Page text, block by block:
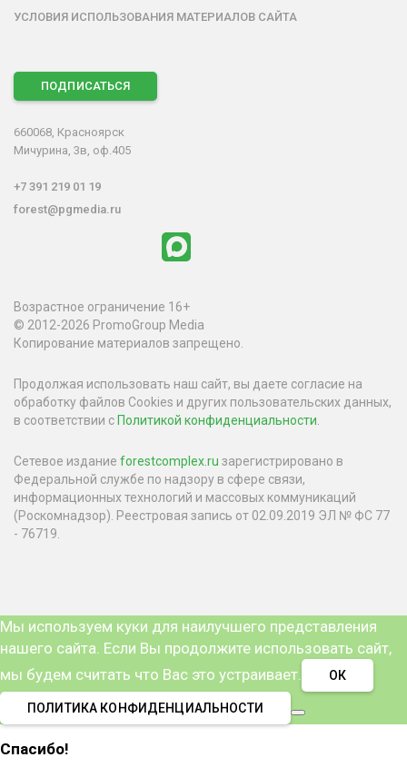
УСЛОВИЯ ИСПОЛЬЗОВАНИЯ МАТЕРИАЛОВ САЙТА
ПОДПИСАТЬСЯ
660068, Красноярск
Мичурина, 3в, оф.405
+7 391 219 01 19
forest@pgmedia.ru
Возрастное ограничение 16+
© 2012-2026 PromoGroup Media
Копирование материалов запрещено.
Продолжая использовать наш сайт, вы даете согласие на
обработку файлов Cookies и других пользовательских данных,
в соответствии с Политикой конфиденциальности.
Сетевое издание forestcomplex.ru зарегистрировано в
Федеральной службе по надзору в сфере связи,
информационных технологий и массовых коммуникаций
(Роскомнадзор). Реестровая запись от 02.09.2019 ЭЛ № ФС 77
- 76719.
Мы используем куки для наилучшего представления
нашего сайта. Если Вы продолжите использовать сайт,
мы будем считать что Вас это устраивает.
ОК
ПОЛИТИКА КОНФИДЕНЦИАЛЬНОСТИ
Спасибо!